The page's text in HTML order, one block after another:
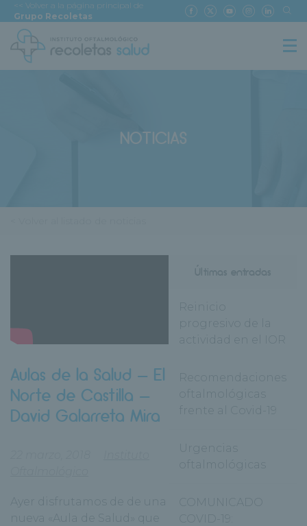
<< Volver a la página principal de
Grupo Recoletas
NOTICIAS
Aulas de la Salud – El
Norte de Castilla –
David Galarreta Mira
Ayer disfrutamos de de una
nueva «Aula de Salud» que
Reinicio
progresivo de la
actividad en el IOR
Recomendaciones
oftalmológicas
frente al Covid-19
Urgencias
oftalmológicas
COMUNICADO
COVID-19: